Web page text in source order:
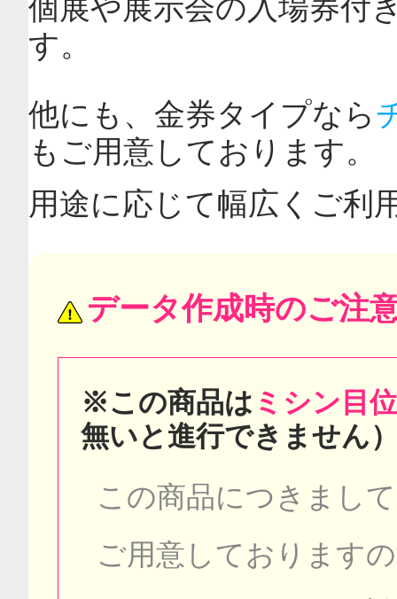
個展や展示会の入場券付
す。
他にも、金券タイプなら
もご用意しております。
用途に応じて幅広くご利
データ作成時のご注
※この商品は ミシン目
無いと進行できません
この商品につきまし
ご用意しております